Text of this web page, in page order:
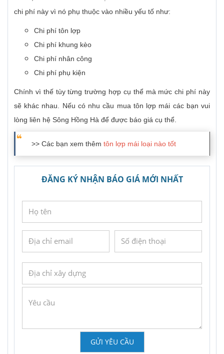
chi phí này vì nó phụ thuộc vào nhiều yếu tố như:
Chi phí tôn lợp
Chi phí khung kèo
Chi phí nhân công
Chi phí phụ kiện
Chính vì thế tùy từng trường hợp cụ thể mà mức chi phí này
sẽ khác nhau. Nếu có nhu cầu mua tôn lợp mái các bạn vui
lòng liên hệ Sông Hồng Hà để được báo giá cụ thể.
>> Các bạn xem thêm tôn lợp mái loại nào tốt
ĐĂNG KÝ NHẬN BÁO GIÁ MỚI NHẤT
GỬI YÊU CẦU